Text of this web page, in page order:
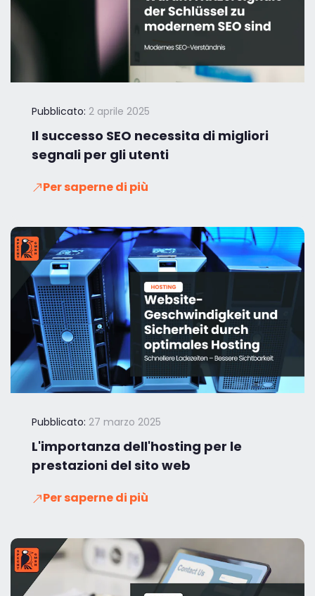
Pubblicato: 2 aprile 2025
Il successo SEO necessita di migliori
segnali per gli utenti
Per saperne di più
Pubblicato: 27 marzo 2025
L'importanza dell'hosting per le
prestazioni del sito web
Per saperne di più